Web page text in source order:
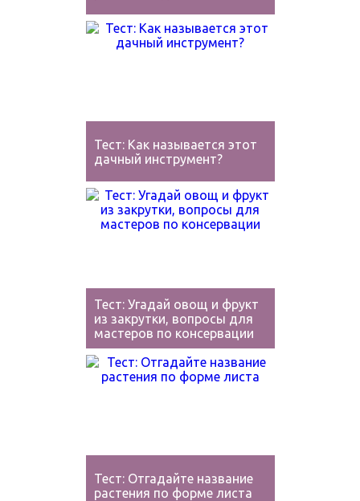
Тест: Как называется этот
дачный инструмент?
Тест: Угадай овощ и фрукт
из закрутки, вопросы для
мастеров по консервации
Тест: Отгадайте название
растения по форме листа